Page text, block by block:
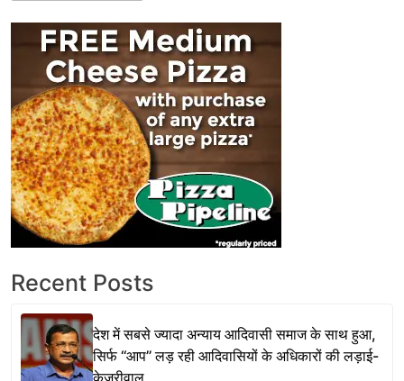
Recent Posts
देश में सबसे ज्यादा अन्याय आदिवासी समाज के साथ हुआ,
सिर्फ ‘‘आप’’ लड़ रही आदिवासियों के अधिकारों की लड़ाई-